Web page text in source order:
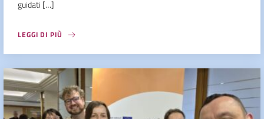
guidati […]
LEGGI DI PIÙ